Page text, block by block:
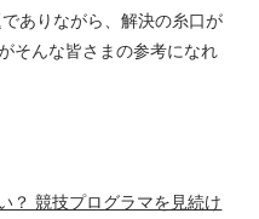
ありながら、解決の糸口が
そんな皆さまの参考になれ
？ 競技プログラマを見続け